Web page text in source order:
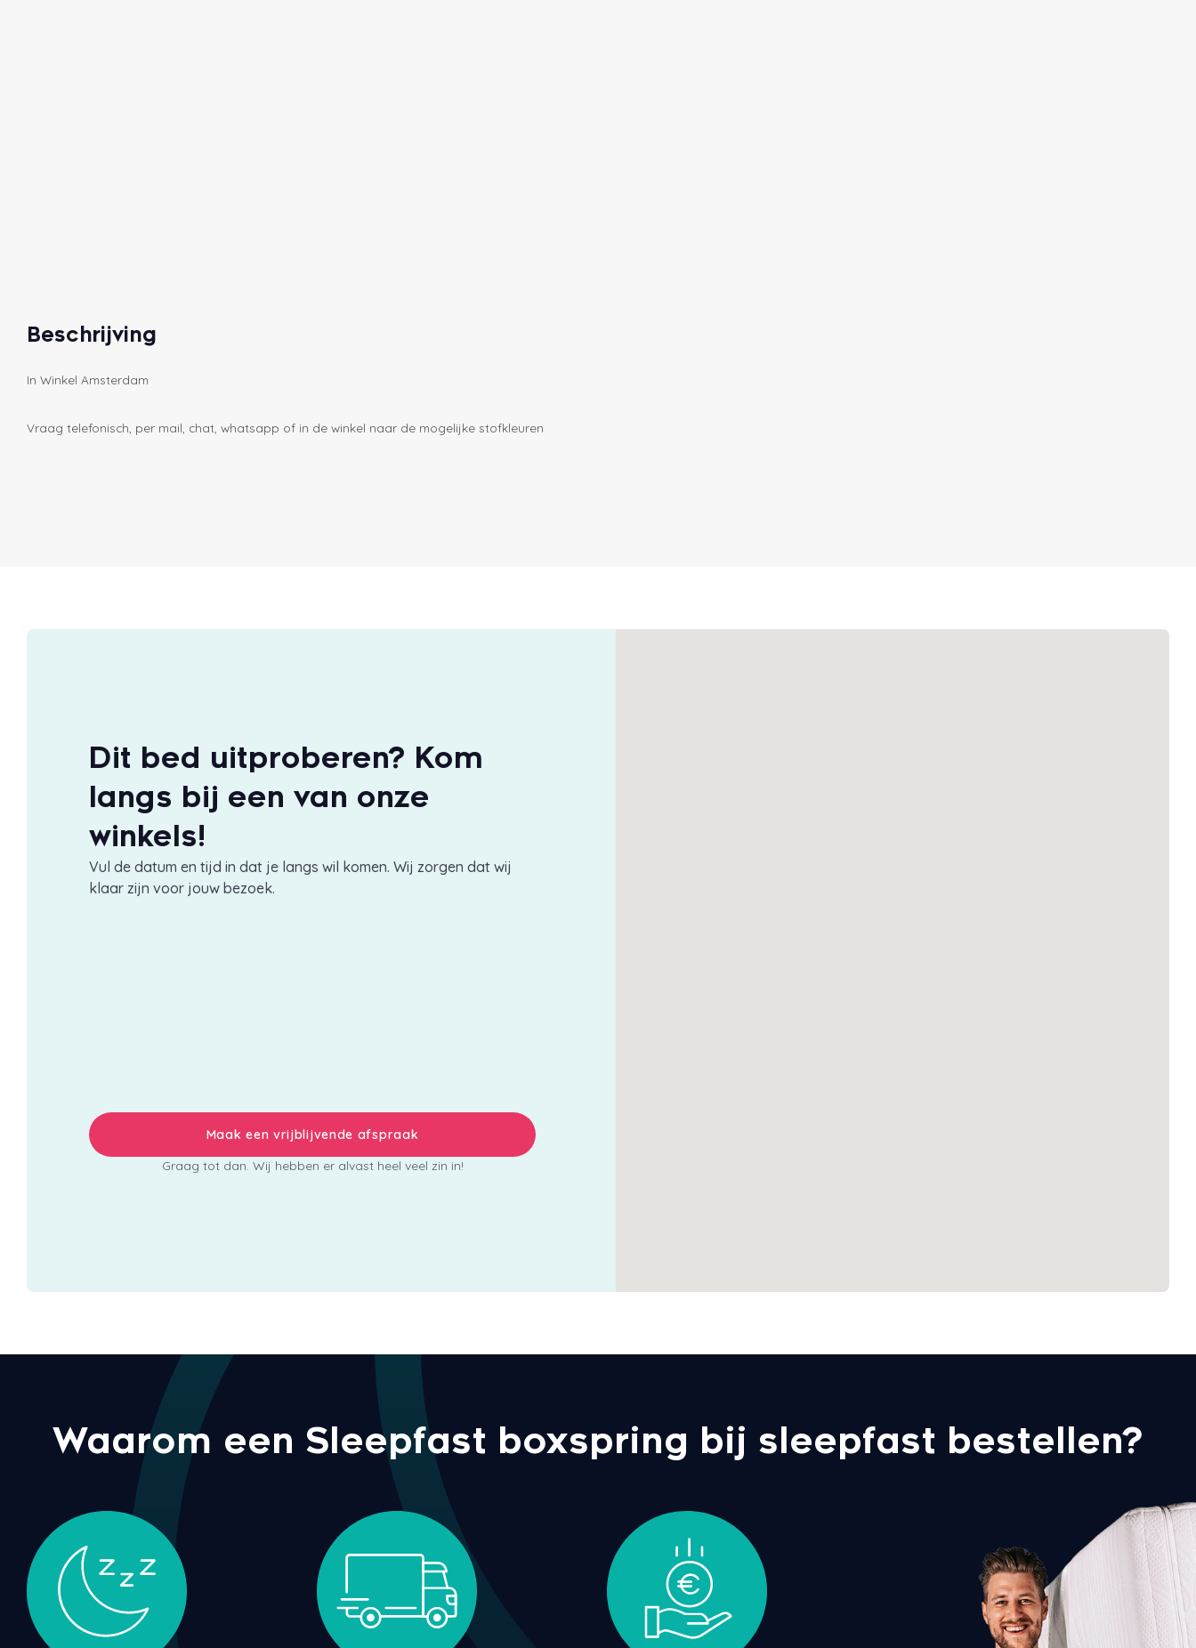
Beschrijving
In Winkel Amsterdam
Vraag telefonisch, per mail, chat, whatsapp of in de winkel naar de mogelijke stofkleuren
Dit bed uitproberen? Kom
langs bij een van onze
winkels!
Vul de datum en tijd in dat je langs wil komen. Wij zorgen dat wij
klaar zijn voor jouw bezoek.
Maak een vrijblijvende afspraak
Graag tot dan. Wij hebben er alvast heel veel zin in!
Waarom een Sleepfast boxspring bij sleepfast bestellen?